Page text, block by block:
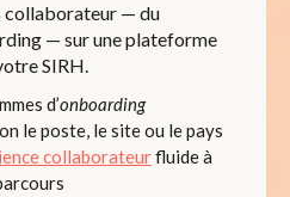
collaborateur — du
— sur une plateforme
SIRH.
d’onboarding
le poste, le site ou le pays
collaborateurfluide à